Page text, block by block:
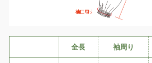
全長 袖周り